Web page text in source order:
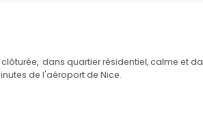
dans quartier résidentiel, calme et
de l'aéroport de Nice.